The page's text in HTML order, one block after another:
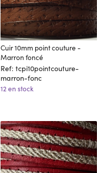
Cuir 10mm point couture -
Marron foncé
Ref: tcpi10pointcouture-
marron-fonc
12 en stock